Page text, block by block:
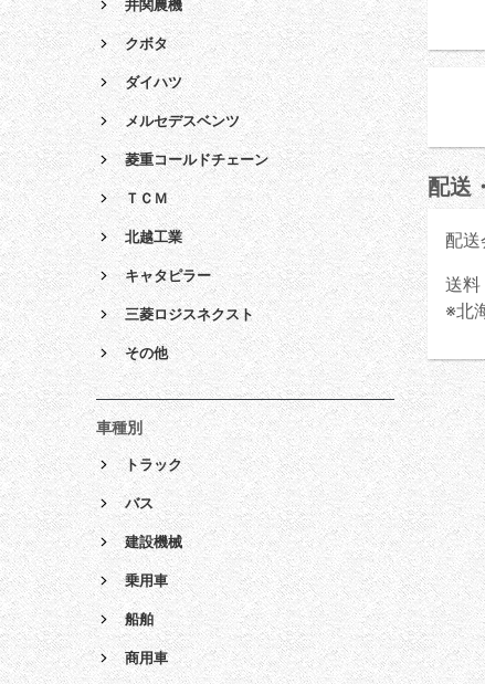
配送
配送
送
※北
井関農機
クボタ
ダイハツ
メルセデスベンツ
菱重コールドチェーン
ＴＣＭ
北越工業
キャタピラー
三菱ロジスネクスト
その他
車種別
トラック
バス
建設機械
乗用車
船舶
商用車